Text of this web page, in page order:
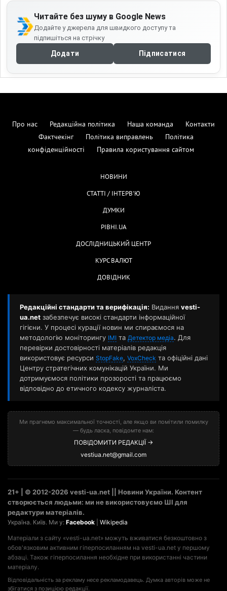
Читайте без шуму в Google News
Додайте у джерела для швидкого доступу та
підпишіться на стрічку
Додати Підписатися
Про нас Редакційна політика Наша команда
Контакти
Фактчекінг
Політика виправлень
Політика
конфіденційності
Правила користування сайтом
НОВИНИ
СТАТТІ / ІНТЕРВ'Ю
ДУМКИ
РІВНІ.UA
ДОСЛІДНИЦЬКИЙ ЦЕНТР
КУРС ВАЛЮТ
ДОВІДНИК
Редакційні стандарти та верифікація: Видання vesti-
ua.net забезпечує високі стандарти інформаційної
гігієни. У процесі курації новин ми спираємося на
методологію моніторингу ІМІ та Детектор медіа. Для
перевірки достовірності матеріалів редакція
використовує ресурси StopFake, VoxCheck та офіційні дані
Центру стратегічних комунікацій України. Ми
дотримуємося політики прозорості та працюємо
відповідно до етичного кодексу журналіста.
Ми прагнемо максимальної точності, але якщо ви помітили помилку
— будь ласка, повідомте нам:
ПОВІДОМИТИ РЕДАКЦІЇ →
vestiua.net@gmail.com
21+ | © 2012-2026 vesti-ua.net || Новини України. Контент
створюється людьми: ми не використовуємо ШІ для
редактури матеріалів.
Україна. Київ. Ми у: Facebook Wikipedia
Матеріали з сайту «vesti-ua.net» можуть вживатися безкоштовно з
обов'язковим активним гіперпосиланням на vesti-ua.net у першому
абзаці. Також гіперпосилання необхідне при використанні частини
матеріалу.
Відповідальність за рекламу несе рекламодавець. Думка авторів може не
збігатися з позицією редакції.